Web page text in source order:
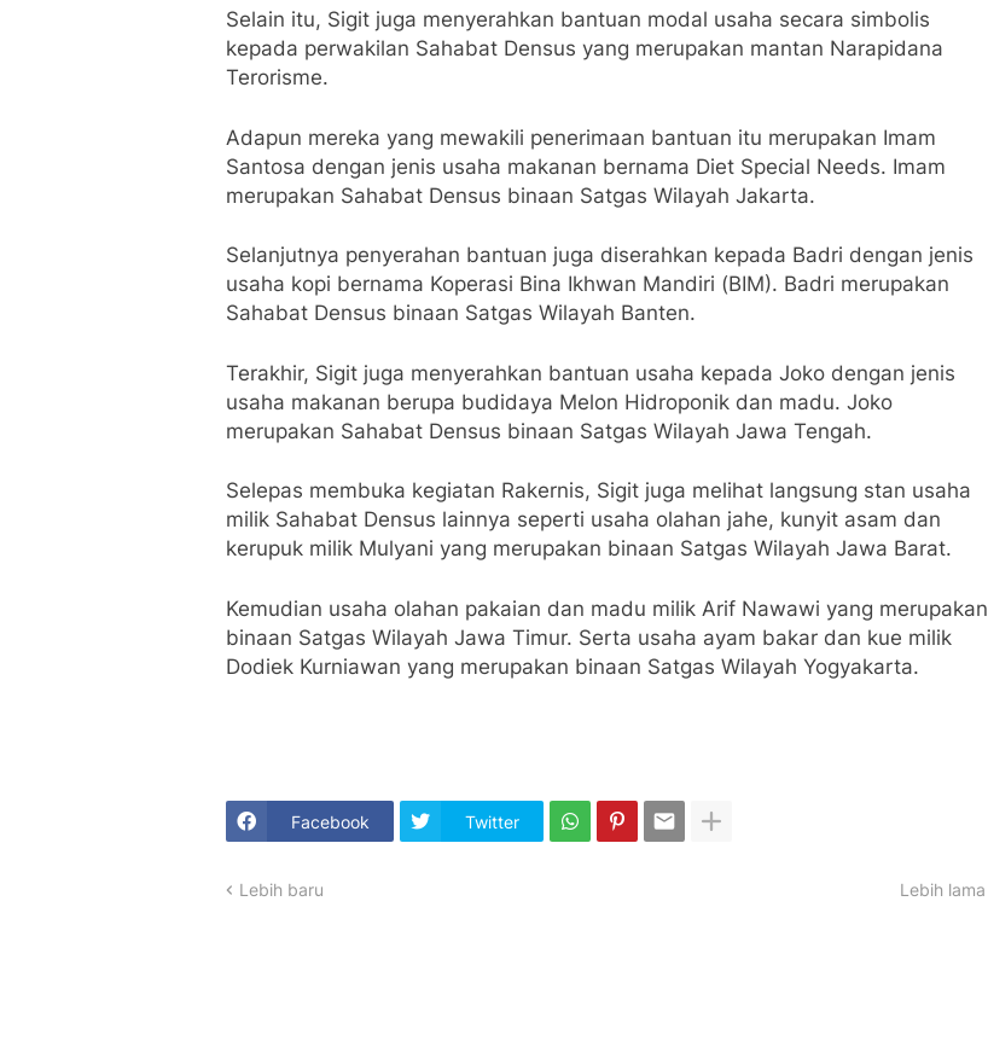
Selain itu, Sigit juga menyerahkan bantuan modal usaha secara simbolis
kepada perwakilan Sahabat Densus yang merupakan mantan Narapidana
Terorisme.
Adapun mereka yang mewakili penerimaan bantuan itu merupakan Imam
Santosa dengan jenis usaha makanan bernama Diet Special Needs. Imam
merupakan Sahabat Densus binaan Satgas Wilayah Jakarta.
Selanjutnya penyerahan bantuan juga diserahkan kepada Badri dengan jenis
usaha kopi bernama Koperasi Bina Ikhwan Mandiri (BIM). Badri merupakan
Sahabat Densus binaan Satgas Wilayah Banten.
Terakhir, Sigit juga menyerahkan bantuan usaha kepada Joko dengan jenis
usaha makanan berupa budidaya Melon Hidroponik dan madu. Joko
merupakan Sahabat Densus binaan Satgas Wilayah Jawa Tengah.
Selepas membuka kegiatan Rakernis, Sigit juga melihat langsung stan usaha
milik Sahabat Densus lainnya seperti usaha olahan jahe, kunyit asam dan
kerupuk milik Mulyani yang merupakan binaan Satgas Wilayah Jawa Barat.
Kemudian usaha olahan pakaian dan madu milik Arif Nawawi yang merupakan
binaan Satgas Wilayah Jawa Timur. Serta usaha ayam bakar dan kue milik
Dodiek Kurniawan yang merupakan binaan Satgas Wilayah Yogyakarta.
Facebook Twitter
Lebih baru Lebih lama